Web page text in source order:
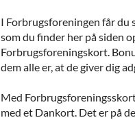
I Forbrugsforeningen får du
som du finder her på siden
Forbrugsforeningskort.
dem alle er, at de giver dig
Med
med et Dankort. Det er på